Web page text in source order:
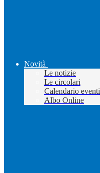
Novità
Le notizie
Le circolari
Calendario eventi
Albo Online